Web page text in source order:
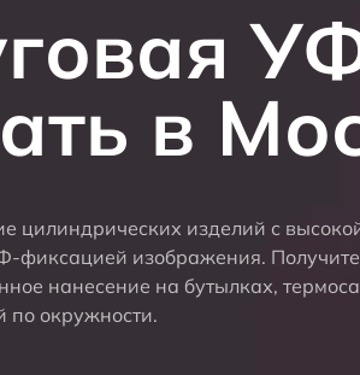
в
цилиндрических изделий с
фиксацией изображения. Получите
нанесение на бутылках,
по окружности.